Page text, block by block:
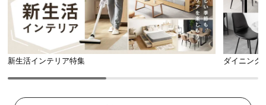
に着信が鳴っても気づくことができるので安心で
す。
新生活インテリア特集 ダイニング